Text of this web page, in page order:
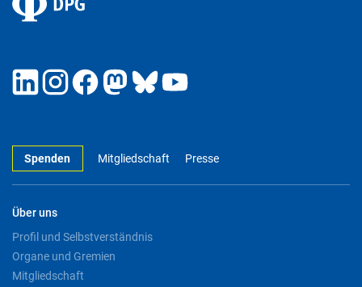
Spenden Mitgliedschaft Presse
Über uns
Profil und Selbstverständnis
Organe und Gremien
Mitgliedschaft